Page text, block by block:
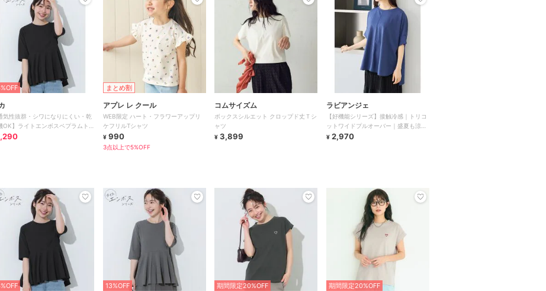
気性抜群・シワになりにくい・乾
OK】ライトエンボスペプラムト
ス
まとめ割
アプレ レ クール
WEB限定 ハート・フラワーアップリ
ケフリルTシャツ
¥ 990
3点以上で5%OFF
コムサイズム
ボックスシルエット クロップド丈Ｔシ
ャツ
¥ 3,899
ラビアンジェ
【好機能シリーズ】接触冷感｜トリコ
ットワイドプルオーバー｜盛夏も涼し
く上品に/洗練シルエット♪
¥ 2,970
13%OFF 期間限定20%OFF 期間限定20%OFF